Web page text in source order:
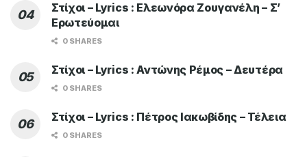
Στίχοι – Lyrics : Ελεωνόρα Ζουγανέλη – Σ’
Ερωτεύομαι
0 SHARES
Στίχοι – Lyrics : Αντώνης Ρέμος – Δευτέρα
0 SHARES
Στίχοι – Lyrics : Πέτρος Ιακωβίδης – Τέλεια
0 SHARES